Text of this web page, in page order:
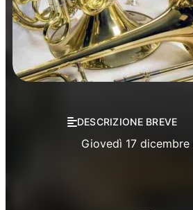
DESCRIZIONE BREVE
Giovedì 17